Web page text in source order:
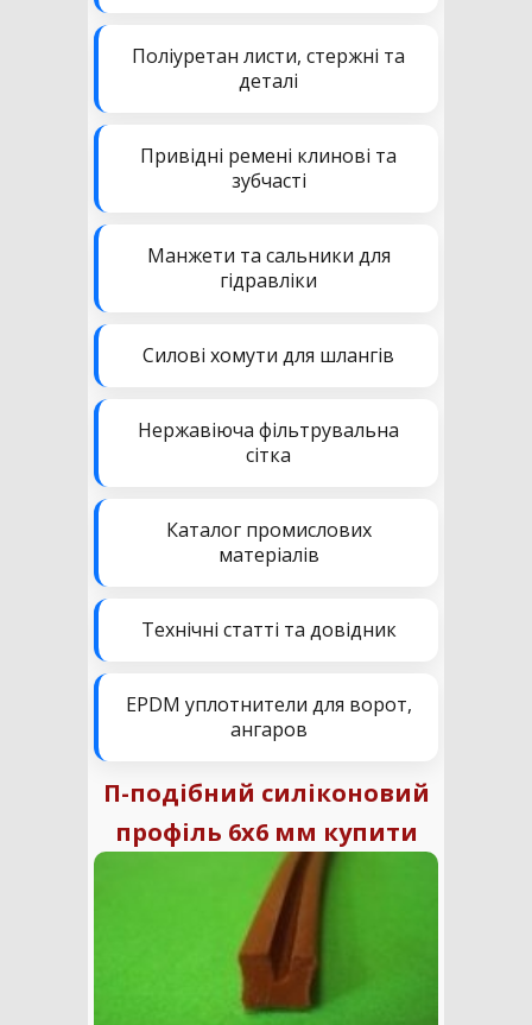
Поліуретан листи, стержні та
деталі
Привідні ремені клинові та
зубчасті
Манжети та сальники для
гідравліки
Силові хомути для шлангів
Нержавіюча фільтрувальна
сітка
Каталог промислових
матеріалів
Технічні статті та довідник
EPDM уплотнители для ворот,
ангаров
П-подібний силіконовий
профіль 6х6 мм купити